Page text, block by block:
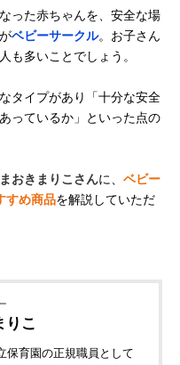
った赤ちゃんを、安全な場
ベビーサークル。お子さん
も多いことでしょう。
タイプがあり「十分な安全
っているか」といった点の
おきまりこさんに、 ベビー
すめ商品を解説していただ
りこ
保育園の正規職員として